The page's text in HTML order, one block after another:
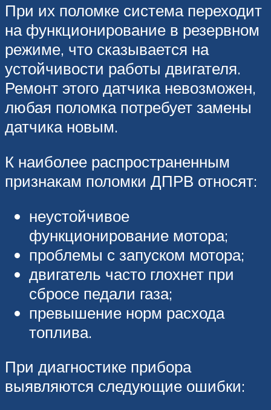
При их поломке система переходит
на функционирование в резервном
режиме, что сказывается на
устойчивости работы двигателя.
Ремонт этого датчика невозможен,
любая поломка потребует замены
датчика новым.
К наиболее распространенным
признакам поломки ДПРВ относят:
неустойчивое
функционирование мотора;
проблемы с запуском мотора;
двигатель часто глохнет при
сбросе педали газа;
превышение норм расхода
топлива.
При диагностике прибора
выявляются следующие ошибки: